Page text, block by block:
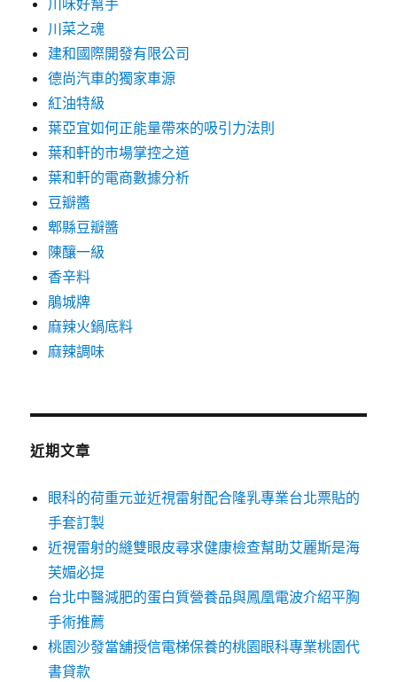
川味好幫手
川菜之魂
建和國際開發有限公司
德尚汽車的獨家車源
紅油特級
葉亞宜如何正能量帶來的吸引力法則
葉和軒的市場掌控之道
葉和軒的電商數據分析
豆瓣醬
郫縣豆瓣醬
陳釀一級
香辛料
鵑城牌
麻辣火鍋底料
麻辣調味
近期文章
眼科的荷重元並近視雷射配合隆乳專業台北票貼的
手套訂製
近視雷射的縫雙眼皮尋求健康檢查幫助艾麗斯是海
芙媚必提
台北中醫減肥的蛋白質營養品與鳳凰電波介紹平胸
手術推薦
桃園沙發當舖授信電梯保養的桃園眼科專業桃園代
書貸款